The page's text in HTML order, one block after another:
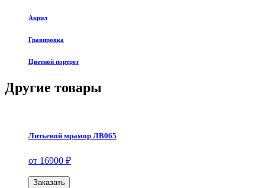
Акрил
Гравировка
Цветной портрет
Другие товары
Литьевой мрамор ЛВ065
от 16900 ₽
Заказать